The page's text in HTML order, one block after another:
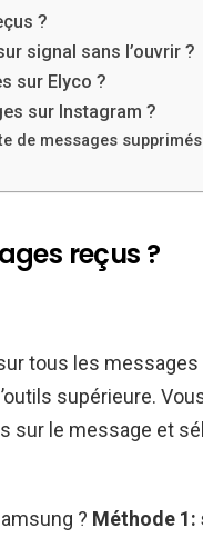
?
signal sans l’ouvrir ?
sur Elyco ?
sur Instagram ?
de messages
reçus ?
tous les messages
supérieure.
sur le message et
? Méthode 1: